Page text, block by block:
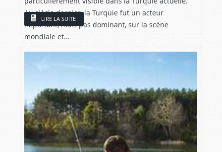
Au siècle dernier, la Turquie fut un acteur
important, mais pas dominant, sur la scène
mondiale et...
LIRE LA SUITE